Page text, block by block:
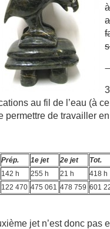
au fil de l’eau (à
permettre de travailler
Prép. 1e jet 2e jet
Tot.
142 h 255 h 21 h
418 h
122 470 475 061 478 759 601
jet n’est donc pas